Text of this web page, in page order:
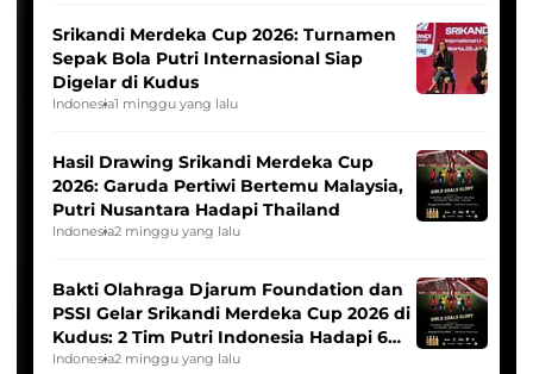
Srikandi Merdeka Cup 2026: Turnamen
Sepak Bola Putri Internasional Siap
Digelar di Kudus
Indonesia1 minggu yang lalu
Hasil Drawing Srikandi Merdeka Cup
2026: Garuda Pertiwi Bertemu Malaysia,
Putri Nusantara Hadapi Thailand
Indonesia2 minggu yang lalu
Bakti Olahraga Djarum Foundation dan
PSSI Gelar Srikandi Merdeka Cup 2026 di
Kudus: 2 Tim Putri Indonesia Hadapi 6
Tim Asia
Indonesia2 minggu yang lalu